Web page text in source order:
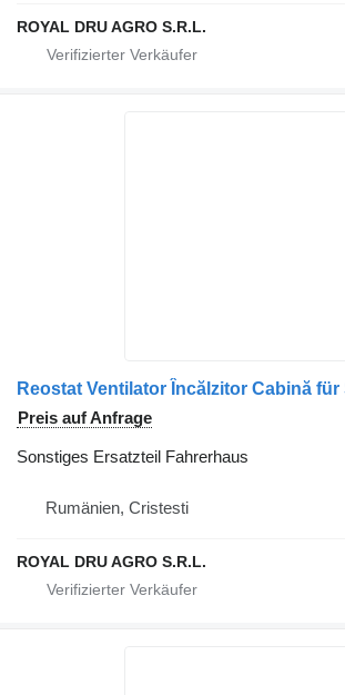
ROYAL DRU AGRO S.R.L.
Preis auf Anfrage
Sonstiges Ersatzteil Fahrerhaus
Rumänien, Cristesti
ROYAL DRU AGRO S.R.L.